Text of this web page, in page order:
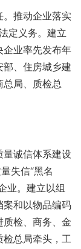
推动企业落实
定义务。建立
企业率先发布年
、住房城乡建
局、质检总
诚信体系建设
失信“黑名
业。建立以组
案和以物品编码
检、商务、金
检总局牵头，工